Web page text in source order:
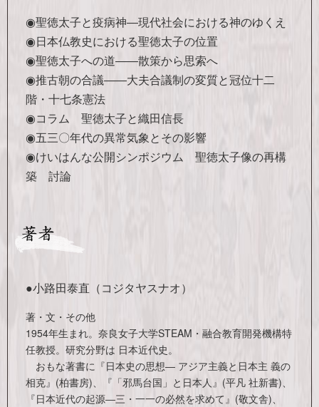
◉聖徳太子と疫病神―現代社会における神のゆくえ
◉日本仏教史における聖徳太子の位置
◉聖徳太子への道――散策から思索へ
◉推古朝の合議――大夫合議制の変質と冠位十二
階・十七条憲法
◉コラム 聖徳太子と織田信長
◉五三〇年代の異常気象とその影響
◉けいはんな公開シンポジウム 聖徳太子像の再構
築 討論
●小路田泰直（コジタヤスナオ）
著・文・その他
1954年生まれ。奈良女子大学STEAM・融合教育開発機構特
任教授。研究分野は 日本近代史。
おもな著書に『日本史の思想― アジア主義と日本主 義の
相克』(柏書房)、『「邪馬台国」と日本人』(平凡 社新書)、
『日本近代の起源―三・一一の必然を求めて』(敬文舎)、